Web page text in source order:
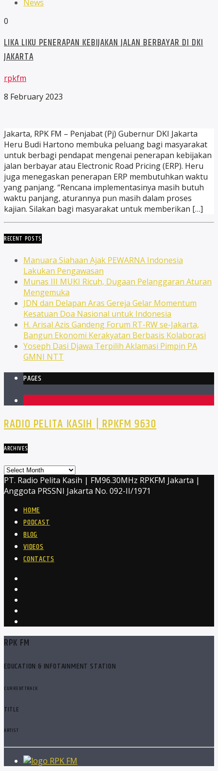
News
0
LIKA LIKU PENERAPAN KEBIJAKAN JALAN BERBAYAR DI DKI
JAKARTA
rpkfm
8 February 2023
Jakarta, RPK FM – Penjabat (Pj) Gubernur DKI Jakarta
Heru Budi Hartono membuka peluang bagi masyarakat
untuk berbagi pendapat mengenai penerapan kebijakan
jalan berbayar atau Electronic Road Pricing (ERP). Heru
juga menegaskan penerapan ERP membutuhkan waktu
yang panjang. “Rencana implementasinya masih butuh
waktu panjang, aturannya pun masih dalam proses
kajian. Silakan bagi masyarakat untuk memberikan […]
RECENT POSTS
Manuara Siahaan Ajak PEWARNA Indonesia
Lakukan Pengawasan
Munas III MUKI Ricuh, Dugaan Pelanggaran Aturan
Mengemuka
JDN dan Delapan Aras Gereja Gelar Momentum
Kesatuan Doa Nasional untuk Indonesia
H. Arisal Azis Gandeng Forum RT-RW se-Jakarta,
Bangun Ekonomi Kerakyatan Berbasis Kolaborasi
Yoseph Dasi Djawa Terpilih Aklamasi Pimpin PA
GMNI NTT
PAGES
RADIO PELITA KASIH | RPKFM 9630
ARCHIVES
Archives
PT. Radio Pelita Kasih | FM96.30MHz RPKFM Jakarta |
Anggota PRSSNI Jakarta No. 092-II/1971
HOME
PODCAST
BLOG
VIDEOS
CONTACTS
RPK FM
EDUCATION & INFOTAINMENT STATION
CURRENT TRACK
TITLE
ARTIST
RPK FM